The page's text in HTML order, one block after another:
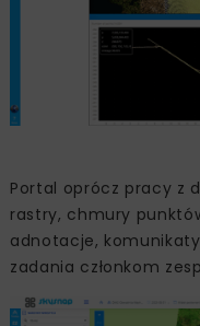
Portal oprócz pracy z
rastry, chmury
adnotacje,
zadania członkom